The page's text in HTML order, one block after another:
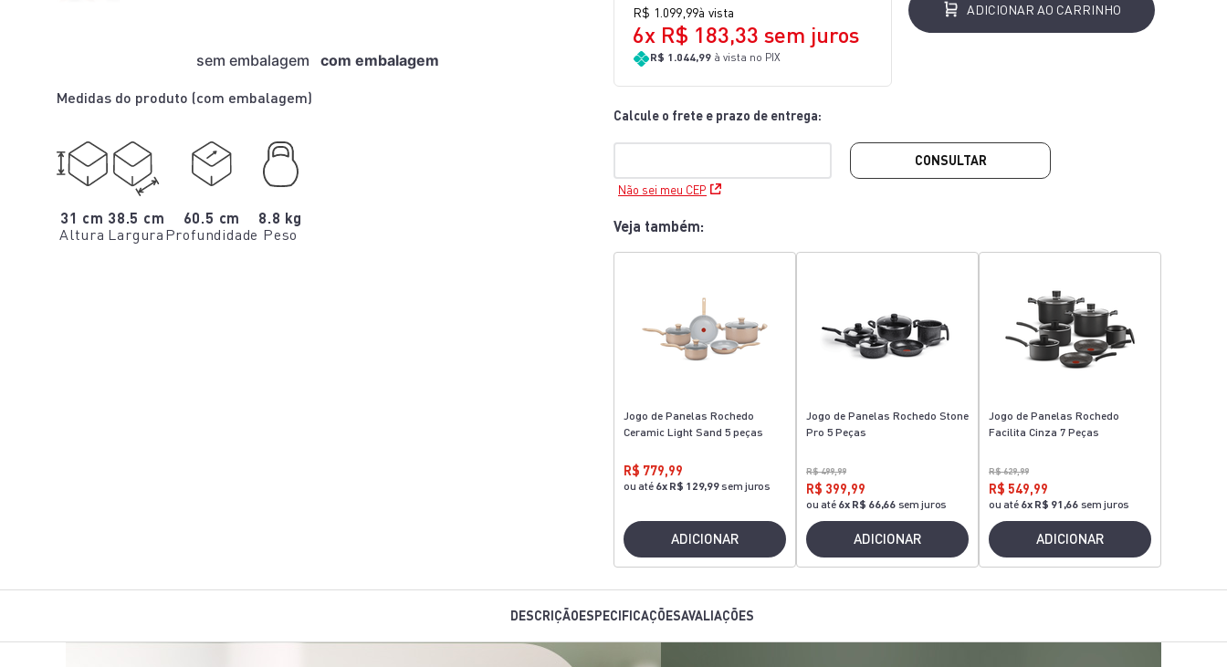
Medidas do produto (com embalagem)
sem embalagem com embalagem
31 cm
Altura
38.5 cm
Largura
60.5 cm
Profundidade
8.8 kg
Peso
R$ 1 .099 99à vista
6x R$ 183,33 sem juros
R$ 1.044,99 à vista no PIX
ADICIONAR AO CARRINHO
Não sei meu CEP
CONSULTAR
Veja também:
Jogo de Panelas Rochedo
Ceramic Light Sand 5 peças
R$ 779,99
ou até 6x R$ 129,99 sem juros
ADICIONAR
Jogo de Panelas Rochedo Stone
Pro 5 Peças
R$ 499,99
R$ 399,99
ou até 6x R$ 66,66 sem juros
ADICIONAR
Jogo de Panelas Rochedo
Facilita Cinza 7 Peças
R$ 629,99
R$ 549,99
ou até 6x R$ 91,66 sem juros
ADICIONAR
DESCRIÇÃOESPECIFICAÇÕESAVALIAÇÕES